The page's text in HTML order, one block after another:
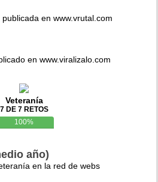
en www.vrutal.com
en www.viralizalo.com
Veteranía
7 DE 7 RETOS
100%
año)
en la red de webs